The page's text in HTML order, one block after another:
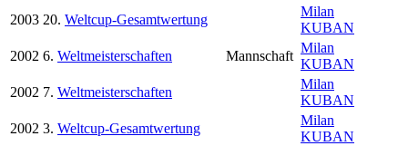
2003 20. Weltcup-Gesamtwertung
Milan
KUBAN
2002 6. Weltmeisterschaften Mannschaft
Milan
KUBAN
2002 7. Weltmeisterschaften
Milan
KUBAN
2002 3. Weltcup-Gesamtwertung
Milan
KUBAN